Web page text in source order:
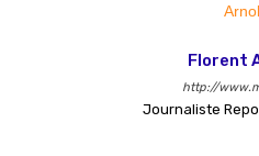
Florent
http://
Journaliste